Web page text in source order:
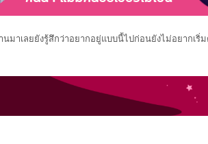
มาเลยยังรู้สึกว่าอยากอยู่แบบนี้ไปก่อนยังไม่อยากเ